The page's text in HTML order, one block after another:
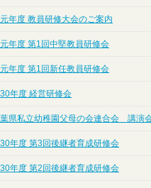
年度 教員研修大会のご案内
年度 第1回中堅教員研修会
年度 第1回新任教員研修会
年度 経営研修会
県私立幼稚園父母の会連合会 講演
年度 第3回後継者育成研修会
年度 第2回後継者育成研修会